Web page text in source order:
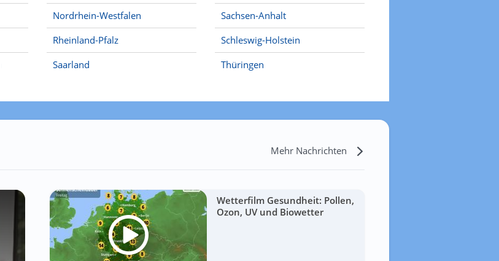
Nordrhein-Westfalen
Rheinland-Pfalz
Saarland
Sachsen-Anhalt
Schleswig-Holstein
Thüringen
Mehr Nachrichten
Wetterfilm Gesundheit: Pollen,
Ozon, UV und Biowetter